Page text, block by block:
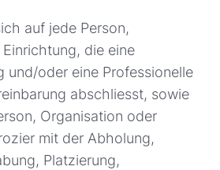
auf jede Person,
die eine
und/oder eine Professionelle
abschliesst, sowie
Organisation oder
mit der Abholung,
Platzierung,